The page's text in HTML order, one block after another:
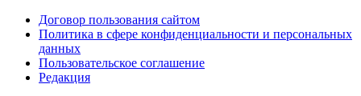
Договор пользования сайтом
Политика в сфере конфиденциальности и персональных
данных
Пользовательское соглашение
Редакция